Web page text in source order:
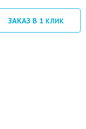
ЗАКАЗ В 1 КЛИК